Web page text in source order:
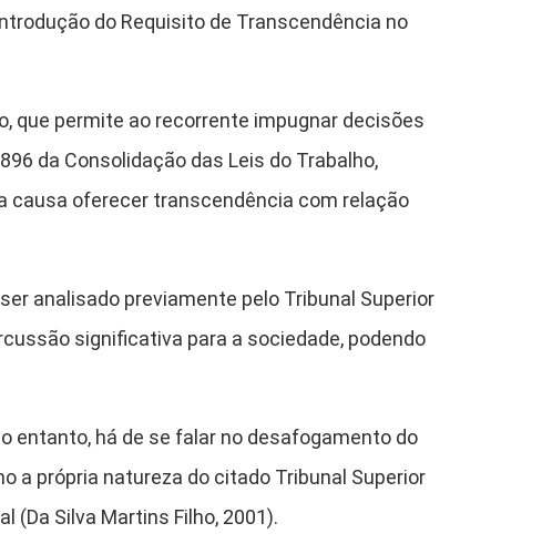
do Requisito de Transcendência no
que permite ao recorrente impugnar decisões
da Consolidação das Leis do Trabalho,
causa oferecer transcendência com relação
analisado previamente pelo Tribunal Superior
significativa para a sociedade, podendo
entanto, há de se falar no desafogamento do
a própria natureza do citado Tribunal Superior
Silva Martins Filho, 2001).